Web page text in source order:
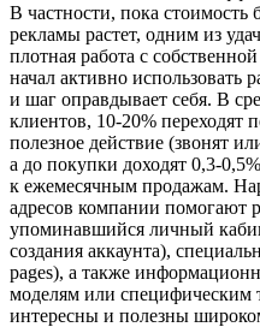
В частности, пока стоимость
рекламы растет, одним из
плотная работа с
начал активно использовать
и шаг оправдывает себя. В
клиентов, 10-20% переходят
полезное действие (звонят
а до покупки доходят 0,3-
к ежемесячным продажам.
адресов компании помогают
упоминавшийся личный
создания аккаунта),
pages), а также
моделям или специфическим
интересны и полезны